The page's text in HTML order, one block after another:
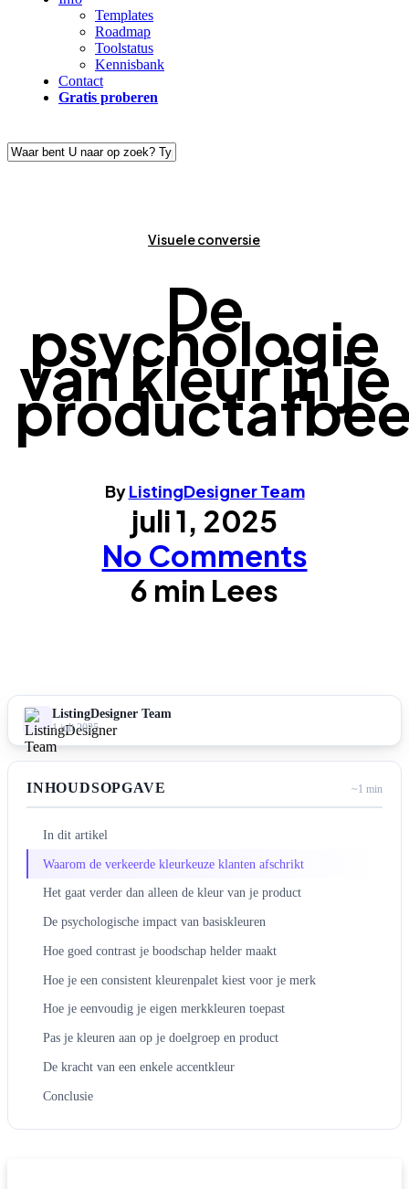
Templates
Roadmap
Toolstatus
Kennisbank
Contact
Gratis proberen
Visuele conversie
De
psychologie
van kleur in je
ByListingDesigner Team
juli 1, 2025
No Comments
6 min Lees
ListingDesigner Team
1 juli 2025
INHOUDSOPGAVE ~1 min
In dit artikel
Waarom de verkeerde kleurkeuze klanten afschrikt
Het gaat verder dan alleen de kleur van je product
De psychologische impact van basiskleuren
Hoe goed contrast je boodschap helder maakt
Hoe je een consistent kleurenpalet kiest voor je merk
Hoe je eenvoudig je eigen merkkleuren toepast
Pas je kleuren aan op je doelgroep en product
De kracht van een enkele accentkleur
Conclusie